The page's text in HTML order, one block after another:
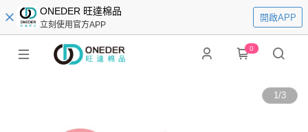
ONEDER 旺達棉品
立刻使用官方APP
開啟APP
0
1/3